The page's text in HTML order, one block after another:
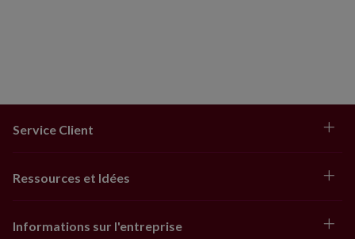
Service Client
Ressources et Idées
Informations sur l'entreprise